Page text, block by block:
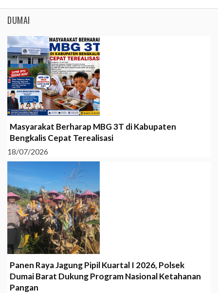
DUMAI
Masyarakat Berharap MBG 3T di Kabupaten
Bengkalis Cepat Terealisasi
18/07/2026
Panen Raya Jagung Pipil Kuartal I 2026, Polsek
Dumai Barat Dukung Program Nasional Ketahanan
Pangan